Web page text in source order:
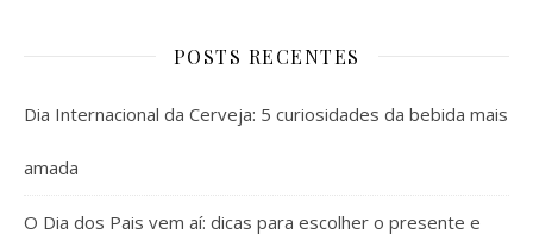
POSTS RECENTES
Dia Internacional da Cerveja: 5 curiosidades da bebida mais
amada
O Dia dos Pais vem aí: dicas para escolher o presente e